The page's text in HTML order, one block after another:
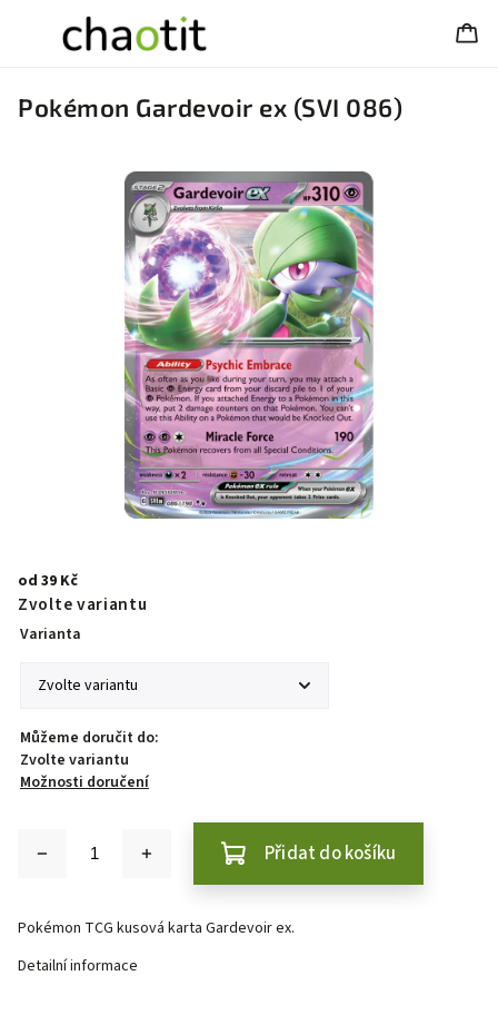
Pokémon Gardevoir ex (SVI 086)
od 39 Kč
Zvolte variantu
Varianta
Můžeme doručit do:
Zvolte variantu
Možnosti doručení
Přidat do košíku
Pokémon TCG kusová karta Gardevoir ex.
Detailní informace